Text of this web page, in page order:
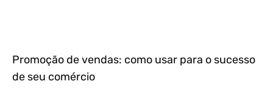
Promoção de vendas: como usar para o sucesso
de seu comércio